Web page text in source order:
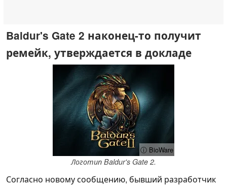
Baldur's Gate 2 наконец-то получит
ремейк, утверждается в докладе
ⓘ BioWare
Логотип Baldur's Gate 2.
Согласно новому сообщению, бывший разработчик